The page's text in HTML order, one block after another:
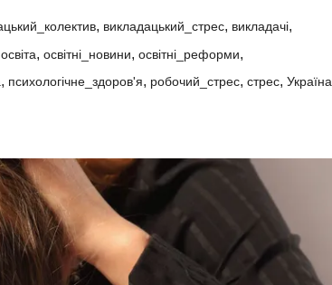
, викладацький_стрес, викладачі,
освіта, освітні_новини, освітні_реформи,
, психологічне_здоров'я, робочий_стрес, стрес, Україна